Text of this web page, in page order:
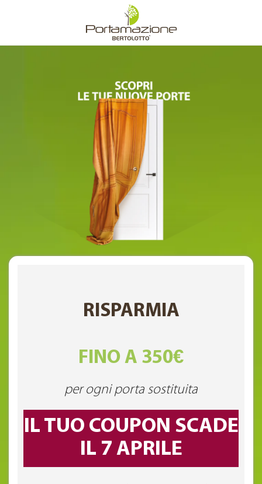
RISPARMIA
FINO A 350€
per ogni porta sostituita
IL TUO COUPON SCADE
IL 7 APRILE